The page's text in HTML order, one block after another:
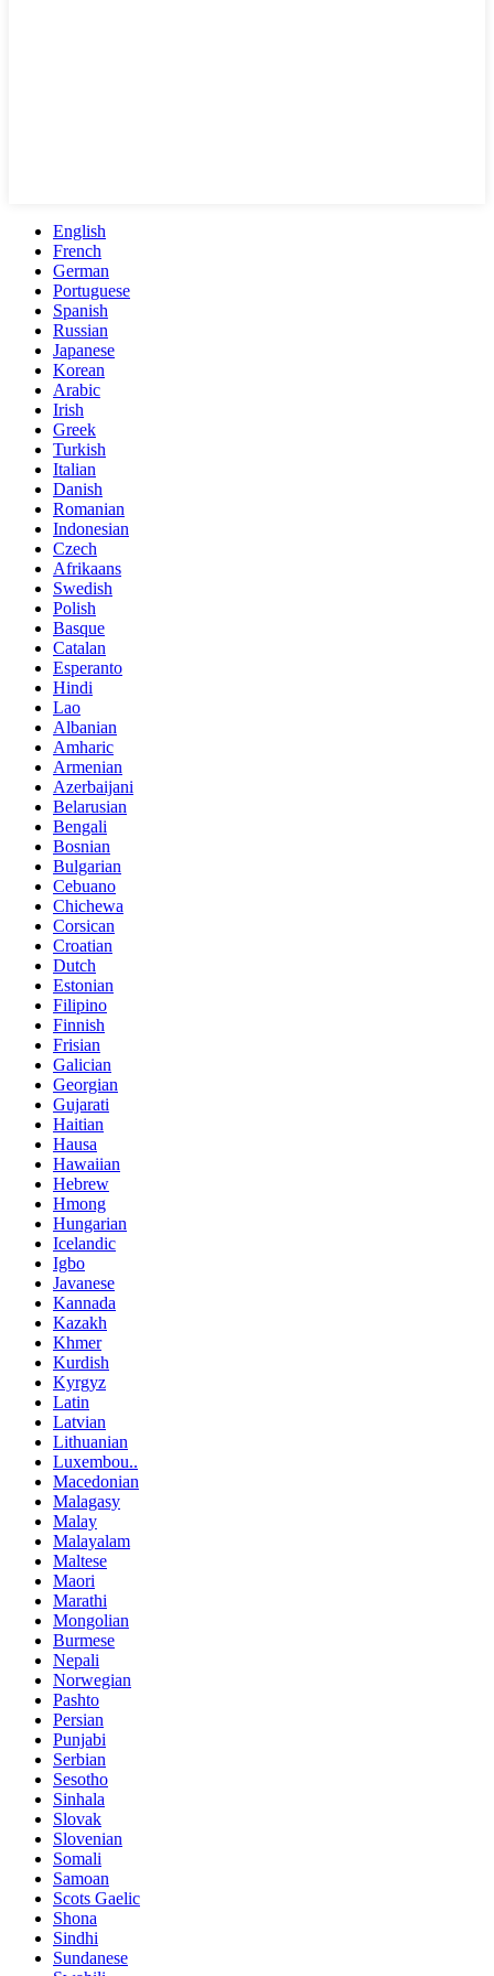
English
French
German
Portuguese
Spanish
Russian
Japanese
Korean
Arabic
Irish
Greek
Turkish
Italian
Danish
Romanian
Indonesian
Czech
Afrikaans
Swedish
Polish
Basque
Catalan
Esperanto
Hindi
Lao
Albanian
Amharic
Armenian
Azerbaijani
Belarusian
Bengali
Bosnian
Bulgarian
Cebuano
Chichewa
Corsican
Croatian
Dutch
Estonian
Filipino
Finnish
Frisian
Galician
Georgian
Gujarati
Haitian
Hausa
Hawaiian
Hebrew
Hmong
Hungarian
Icelandic
Igbo
Javanese
Kannada
Kazakh
Khmer
Kurdish
Kyrgyz
Latin
Latvian
Lithuanian
Luxembou..
Macedonian
Malagasy
Malay
Malayalam
Maltese
Maori
Marathi
Mongolian
Burmese
Nepali
Norwegian
Pashto
Persian
Punjabi
Serbian
Sesotho
Sinhala
Slovak
Slovenian
Somali
Samoan
Scots Gaelic
Shona
Sindhi
Sundanese